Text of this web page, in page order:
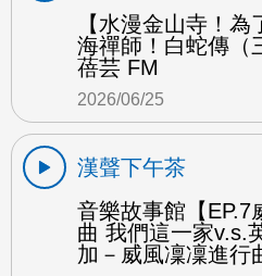
【水漫金山寺！
海禪師！白蛇傳（
蓓芸 FM
2026/06/25
漢聲下午茶
音樂故事館【EP.7
曲 我們這一家v.s.
加－威風凜凜進行